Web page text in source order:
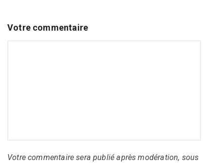
Votre commentaire
Votre commentaire sera publié après modération, sous